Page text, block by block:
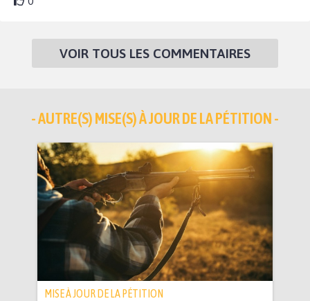
VOIR TOUS LES COMMENTAIRES
- AUTRE(S) MISE(S) À JOUR DE LA PÉTITION -
MISE À JOUR DE LA PÉTITION